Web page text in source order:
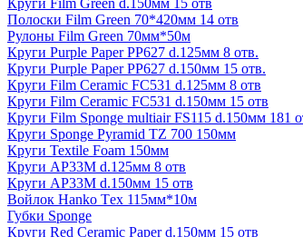
Круги Film Green d.150мм 15 отв
Полоски Film Green 70*420мм 14 отв
Рулоны Film Green 70мм*50м
Круги Purple Paper PP627 d.125мм 8 отв.
Круги Purple Paper PP627 d.150мм 15 отв.
Круги Film Ceramic FC531 d.125мм 8 отв
Круги Film Ceramic FC531 d.150мм 15 отв
Круги Film Sponge multiair FS115 d.150мм 181
Круги Sponge Pyramid TZ 700 150мм
Круги Textile Foam 150мм
Круги AP33M d.125мм 8 отв
Круги AP33M d.150мм 15 отв
Войлок Hanko Tех 115мм*10м
Губки Sponge
Круги Red Ceramic Paper d.150мм 15 отв